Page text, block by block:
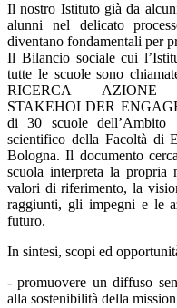
Il nostro Istituto già da
alunni nel delicato
diventano fondamentali per
Il Bilancio sociale cui
tutte le scuole sono
RICERCA
STAKEHOLDER
di 30 scuole dell’Ambito
scientifico della Facoltà di
Bologna. Il documento
scuola interpreta la propria
valori di riferimento, la
raggiunti, gli impegni e le
futuro.
In sintesi, scopi ed
- promuovere un diffuso
alla sostenibilità della